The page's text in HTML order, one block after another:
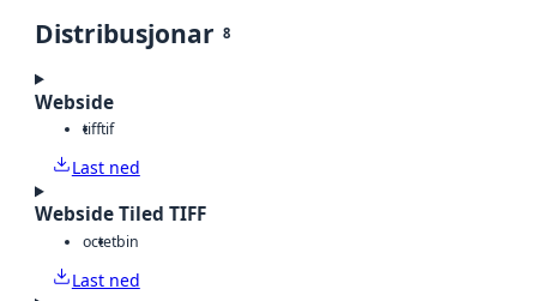
Distribusjonar 8
Webside
tifftif
Last ned
Webside Tiled TIFF
octetbin
Last ned